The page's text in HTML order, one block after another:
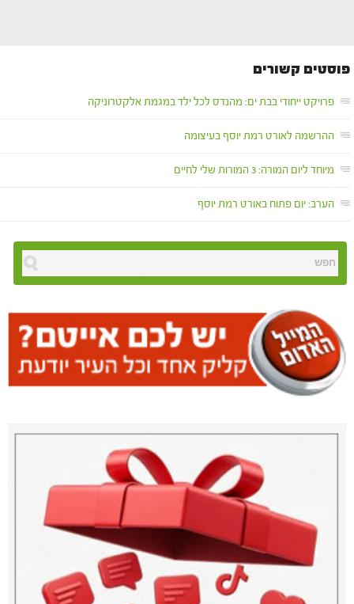
פוסטים קשורים
פרויקט ייחודי בבת ים: מהנדס לכל ילד במגמת אלקטרוניקה
ההרשמה לאורט רמת יוסף בעיצומה
מיוחד ליום המורה: 3 המורות שלי לחיים
הערב: יום פתוח באורט רמת יוסף